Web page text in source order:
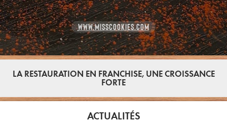
WWW.MISSCOOKIES.COM
LA RESTAURATION EN FRANCHISE, UNE CROISSANCE
FORTE
ACTUALITÉS